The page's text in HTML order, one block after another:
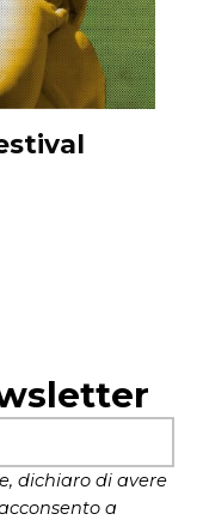
consulta
per la danza
dichiaro di avere
a